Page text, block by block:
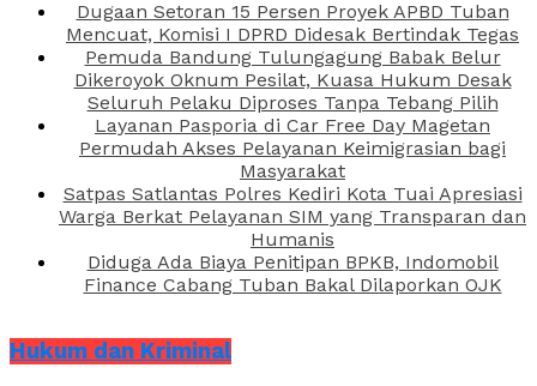
Dugaan Setoran 15 Persen Proyek APBD Tuban
Mencuat, Komisi I DPRD Didesak Bertindak Tegas
Pemuda Bandung Tulungagung Babak Belur
Dikeroyok Oknum Pesilat, Kuasa Hukum Desak
Seluruh Pelaku Diproses Tanpa Tebang Pilih
Layanan Pasporia di Car Free Day Magetan
Permudah Akses Pelayanan Keimigrasian bagi
Masyarakat
Satpas Satlantas Polres Kediri Kota Tuai Apresiasi
Warga Berkat Pelayanan SIM yang Transparan dan
Humanis
Diduga Ada Biaya Penitipan BPKB, Indomobil
Finance Cabang Tuban Bakal Dilaporkan OJK
Hukum dan Kriminal